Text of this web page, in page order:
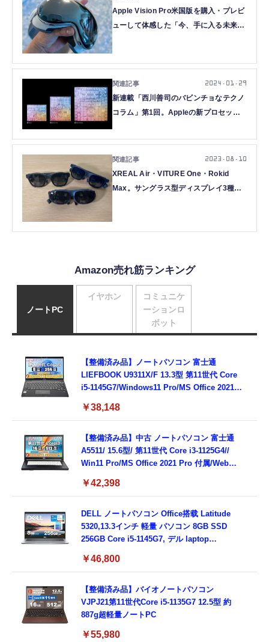
Apple Vision Pro米国版を購入・プレビ
ューして体感した「今、手に入る未来」
新連載「西川善司のバビンチョなテクノ
コラム」第1回。Appleの新プロセッサ
2024.01.29
XREAL Air・VITURE One・Rokid
Max。サングラス型ディスプレイ3種を
2023.08.10
Amazon売れ筋ランキング
ノートPC
【整備済み品】ノートパソコン 富士通
LIEFBOOK U9311X/F 13.3型 第11世代 Core
i5-1145G7/Windows11 Pro/MS Office 2021搭
Type-C/360度回転対応/有線静音マウス付
8GB,SSD256GB)
￥38,148
【整備済み品】中古 ノートパソコン 富士通
A5511/ 15.6型/ 第11世代 Core i3-1125G4//
Win11 Pro/MS Office 2021 Pro 付属/Webカ
3.0)/ 有線静音マウス付属/ 180日保証（メモリ
￥42,398
DELL ノートパソコン Office搭载 Latitude
5320,13.3インチ 軽量 パソコン 8GB SSD
256GB Core i5-1145G7, デル laptop
ド付き (整備済み品)
￥46,800
【整備済み品】バイオノートパソコン
VJPJ21第11世代Core i5-1135G7 12.5型 約
887g超軽量ノートPC
￥55,980
イヤホン
コミュニケ
ーションロ
ボット